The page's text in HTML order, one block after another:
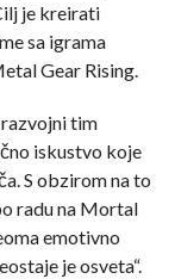
je kreirati
sa igrama
Gear Rising.
tim
iskustvo koje
S obzirom na to
radu na Mortal
emotivno
je osveta“.